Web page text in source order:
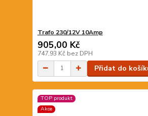
Trafo 230/12V 10Amp
905,00 Kč
747,93 Kč bez DPH
Přidat do
TOP produkt
Akce